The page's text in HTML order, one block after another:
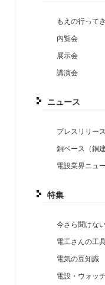
もえの行って
内覧会
展示会
講演会
ニュース
プレスリリース
銅ベース（銅
電設業界ニュ
特集
今さら聞けな
電工さんの工
電気の豆知識
電設・ウォッチ